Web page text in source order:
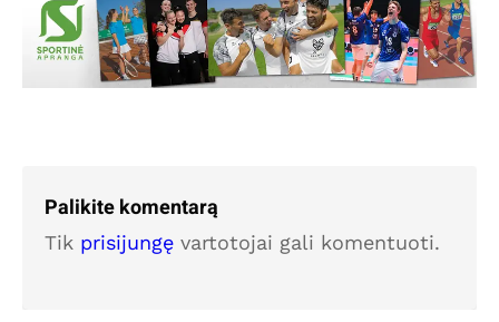
Palikite komentarą
Tik prisijungę vartotojai gali komentuoti.